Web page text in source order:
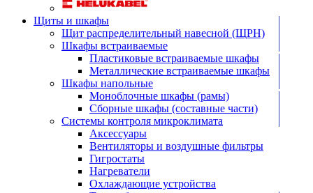
Щиты и шкафы
Щит распределительный навесной (ЩРН)
Шкафы встраиваемые
Пластиковые встраиваемые шкафы
Металлические встраиваемые шкафы
Шкафы напольные
Моноблочные шкафы (рамы)
Сборные шкафы (составные части)
Системы контроля микроклимата
Аксессуары
Вентиляторы и воздушные фильтры
Гигростаты
Нагреватели
Охлаждающие устройства